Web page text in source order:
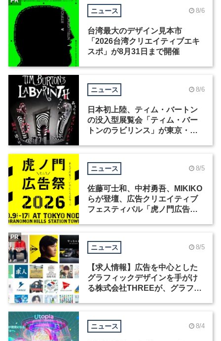
ニュース 8/6
台湾最大のデザイン見本市
「2026台湾クリエイティブエキ
スポ」が8月31日まで開催
ニュース 8/6
日本初上陸、ティム・バートン
の没入型展覧会「ティム・バー
トンのラビリンス」が東京・豊
ニュース 8/5
佐藤可士和、中村勇吾、MIKIKO
らが登壇、広告クリエイティブ
フェスティバル「虎ノ門広告
ニュース 8/5
【求人情報】広告を中心とした
グラフィックデザインを手がけ
る株式会社THREEが、グラフィ
PR
ニュース 8/4